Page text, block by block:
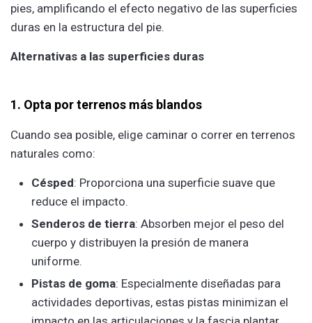
pies, amplificando el efecto negativo de las superficies
duras en la estructura del pie.
Alternativas a las superficies duras
1. Opta por terrenos más blandos
Cuando sea posible, elige caminar o correr en terrenos
naturales como:
Césped: Proporciona una superficie suave que
reduce el impacto.
Senderos de tierra: Absorben mejor el peso del
cuerpo y distribuyen la presión de manera
uniforme.
Pistas de goma: Especialmente diseñadas para
actividades deportivas, estas pistas minimizan el